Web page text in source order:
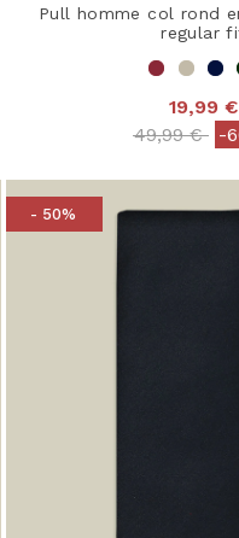
Pull homme col rond
regular
19,99 €
Price
49,99 €to-
- 50%